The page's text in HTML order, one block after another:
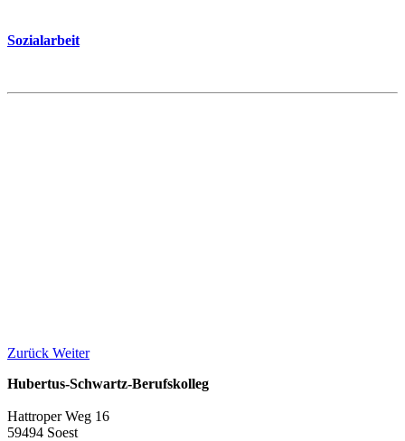
Sozialarbeit
Zurück Weiter
Hubertus-Schwartz-Berufskolleg
Hattroper Weg 16
59494 Soest